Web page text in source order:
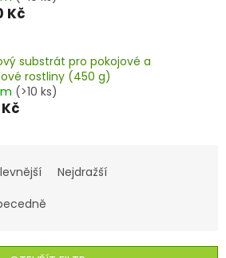
Kč
substrát pro pokojové a
rostliny (450 g)
(>10 ks)
Nejdražší